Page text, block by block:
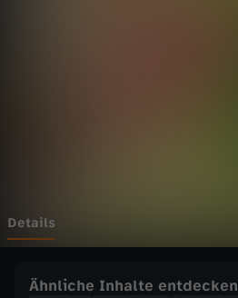
T
O
Details
Ähnliche Inhalte entdecken